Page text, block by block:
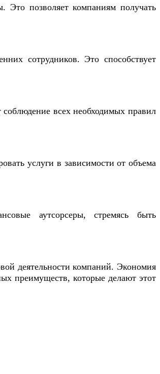
Это позволяет компаниям получать
сотрудников. Это способствует
всех необходимых правил
услуги в зависимости от объема
аутсорсеры, стремясь быть
деятельности компаний. Экономия
преимуществ, которые делают этот